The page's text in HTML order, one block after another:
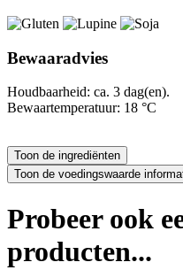
Bewaaradvies
Houdbaarheid: ca. 3 dag(en).
Bewaartemperatuur: 18 °C
Probeer ook
producten...